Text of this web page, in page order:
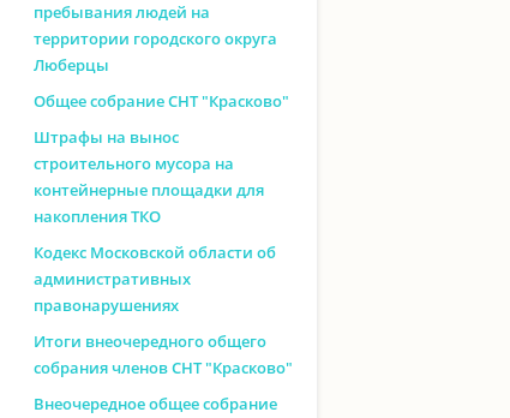
пребывания людей на
территории городского округа
Люберцы
Общее собрание СНТ "Красково"
Штрафы на вынос
строительного мусора на
контейнерные площадки для
накопления ТКО
Кодекс Московской области об
административных
правонарушениях
Итоги внеочередного общего
собрания членов СНТ "Красково"
Внеочередное общее собрание